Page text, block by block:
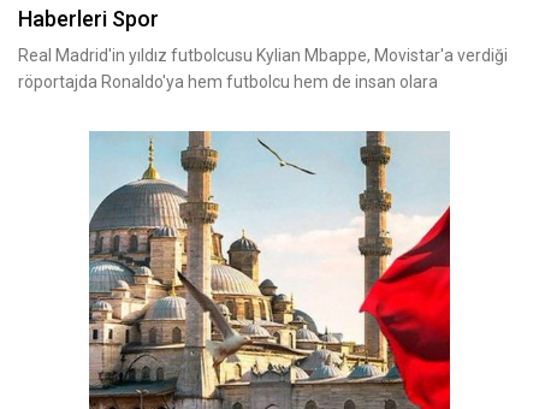
Haberleri Spor
Real Madrid'in yıldız futbolcusu Kylian Mbappe, Movistar'a verdiği
röportajda Ronaldo'ya hem futbolcu hem de insan olara